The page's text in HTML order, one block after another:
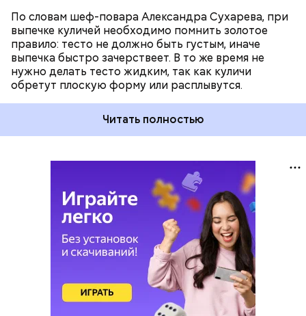
По словам шеф-повара Александра Сухарева, при
выпечке куличей необходимо помнить золотое
правило: тесто не должно быть густым, иначе
выпечка быстро зачерствеет. В то же время не
нужно делать тесто жидким, так как куличи
обретут плоскую форму или расплывутся.
Читать полностью